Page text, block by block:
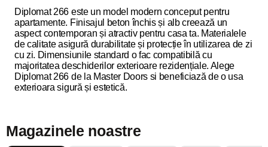
Diplomat 266 este un model modern conceput pentru
apartamente. Finisajul beton închis și alb creează un
aspect contemporan și atractiv pentru casa ta. Materialele
de calitate asigură durabilitate și protecție în utilizarea de zi
cu zi. Dimensiunile standard o fac compatibilă cu
majoritatea deschiderilor exterioare rezidențiale. Alege
Diplomat 266 de la Master Doors si beneficiază de o usa
exterioara sigură și estetică.
Magazinele noastre